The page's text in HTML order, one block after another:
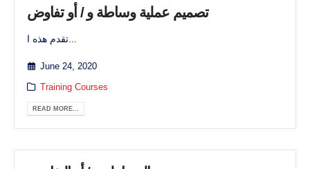
تصميم عملية وساطة و / أو تفاوض
تقدم هذه ا...
June 24, 2020
Training Courses
READ MORE...